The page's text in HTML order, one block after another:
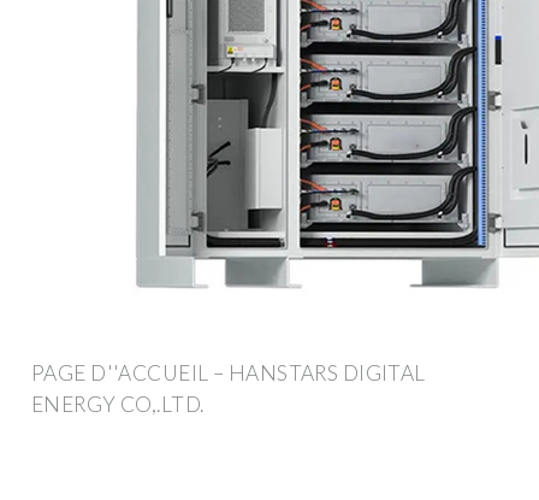
PAGE D''ACCUEIL – HANSTARS DIGITAL
ENERGY CO,.LTD.